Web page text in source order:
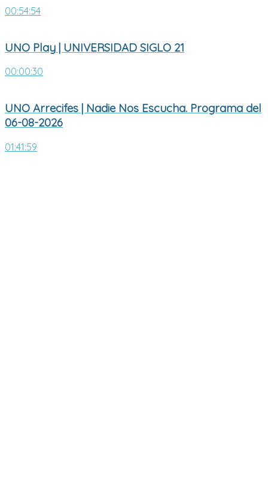
00:54:54
UNO Play | UNIVERSIDAD SIGLO 21
00:00:30
UNO Arrecifes | Nadie Nos Escucha. Programa del
06-08-2026
01:41:59